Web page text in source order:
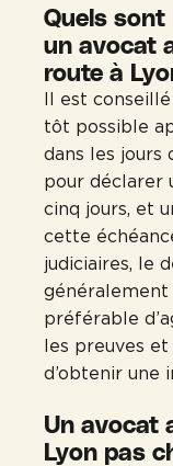
Quels sont
un avocat
route à
Il est conseillé
tôt possible
dans les jours
pour déclarer
cinq jours, et
cette
judiciaires, le
généralement
préférable
les preuves
d’obtenir une
Un avocat
Lyon pas